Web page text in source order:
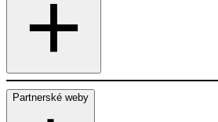
Partnerské weby